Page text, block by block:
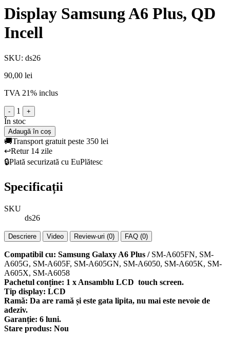
Display Samsung A6 Plus, QD
Incell
SKU: ds26
90,00 lei
TVA 21% inclus
- 1 +
În stoc
Adaugă în coș
🚚Transport gratuit peste 350 lei
↩️Retur 14 zile
🔒Plată securizată cu EuPlătesc
Specificații
SKU
ds26
Descriere Video Review-uri (0) FAQ (0)
Compatibil cu: Samsung Galaxy A6 Plus / SM-A605FN, SM-
A605G, SM-A605F, SM-A605GN, SM-A6050, SM-A605K, SM-
A605X, SM-A6058
Pachetul conține: 1 x Ansamblu LCD touch screen.
Tip display: LCD
Ramă: Da are ramă și este gata lipita, nu mai este nevoie de
adeziv.
Garanție: 6 luni.
Stare produs: Nou